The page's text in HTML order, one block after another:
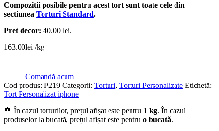
Compozitii posibile pentru acest tort sunt toate cele din
sectiunea Torturi Standard.
Pret decor: 40.00 lei.
163.00lei /kg
Comandă acum
Cod produs: P219 Categorii: Torturi, Torturi Personalizate Etichetă:
Tort Personalizat iphone
🎂 În cazul torturilor, prețul afișat este pentru 1 kg. În cazul
produselor la bucată, prețul afișat este pentru o bucată.